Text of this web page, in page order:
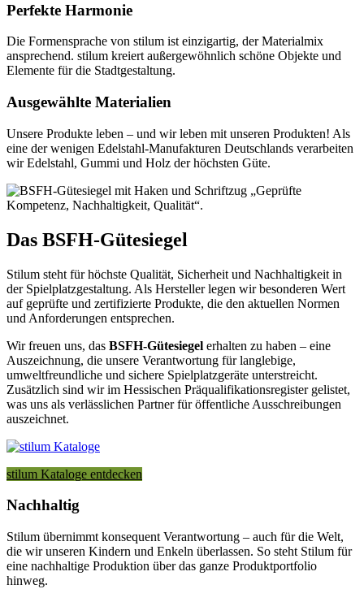
Perfekte Harmonie
Die Formensprache von stilum ist einzigartig, der Materialmix
ansprechend. stilum kreiert außergewöhnlich schöne Objekte und
Elemente für die Stadtgestaltung.
Ausgewählte Materialien
Unsere Produkte leben – und wir leben mit unseren Produkten! Als
eine der wenigen Edelstahl-Manufakturen Deutschlands verarbeiten
wir Edelstahl, Gummi und Holz der höchsten Güte.
Das BSFH-Gütesiegel
Stilum steht für höchste Qualität, Sicherheit und Nachhaltigkeit in
der Spielplatzgestaltung. Als Hersteller legen wir besonderen Wert
auf geprüfte und zertifizierte Produkte, die den aktuellen Normen
und Anforderungen entsprechen.
Wir freuen uns, das BSFH-Gütesiegel erhalten zu haben – eine
Auszeichnung, die unsere Verantwortung für langlebige,
umweltfreundliche und sichere Spielplatzgeräte unterstreicht.
Zusätzlich sind wir im Hessischen Präqualifikationsregister gelistet,
was uns als verlässlichen Partner für öffentliche Ausschreibungen
auszeichnet.
stilum Kataloge entdecken
Nachhaltig
Stilum übernimmt konsequent Verantwortung – auch für die Welt,
die wir unseren Kindern und Enkeln überlassen. So steht Stilum für
eine nachhaltige Produktion über das ganze Produktportfolio
hinweg.